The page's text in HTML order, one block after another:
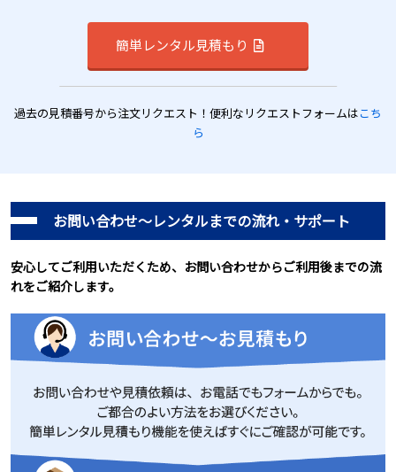
簡単レンタル見積もり
過去の見積番号から注文リクエスト！便利なリクエストフォームはこち
ら
お問い合わせ～レンタルまでの流れ・サポート
安心してご利用いただくため、お問い合わせからご利用後までの流
れをご紹介します。